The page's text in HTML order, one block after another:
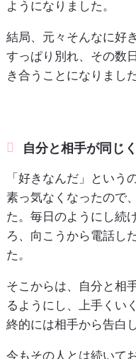
ようになりました。
結局、元々そんなに好
すっぱり別れ、その数
き合うことになりました
自分と相手が同じ
「好きなんだ」とい
素っ気なくなったので
た。毎日のようにし続
ろ、向こうから電話し
た。
そこからは、自分と相
るようにし、上手くい
終的には相手から告白
今もその人とは続いて